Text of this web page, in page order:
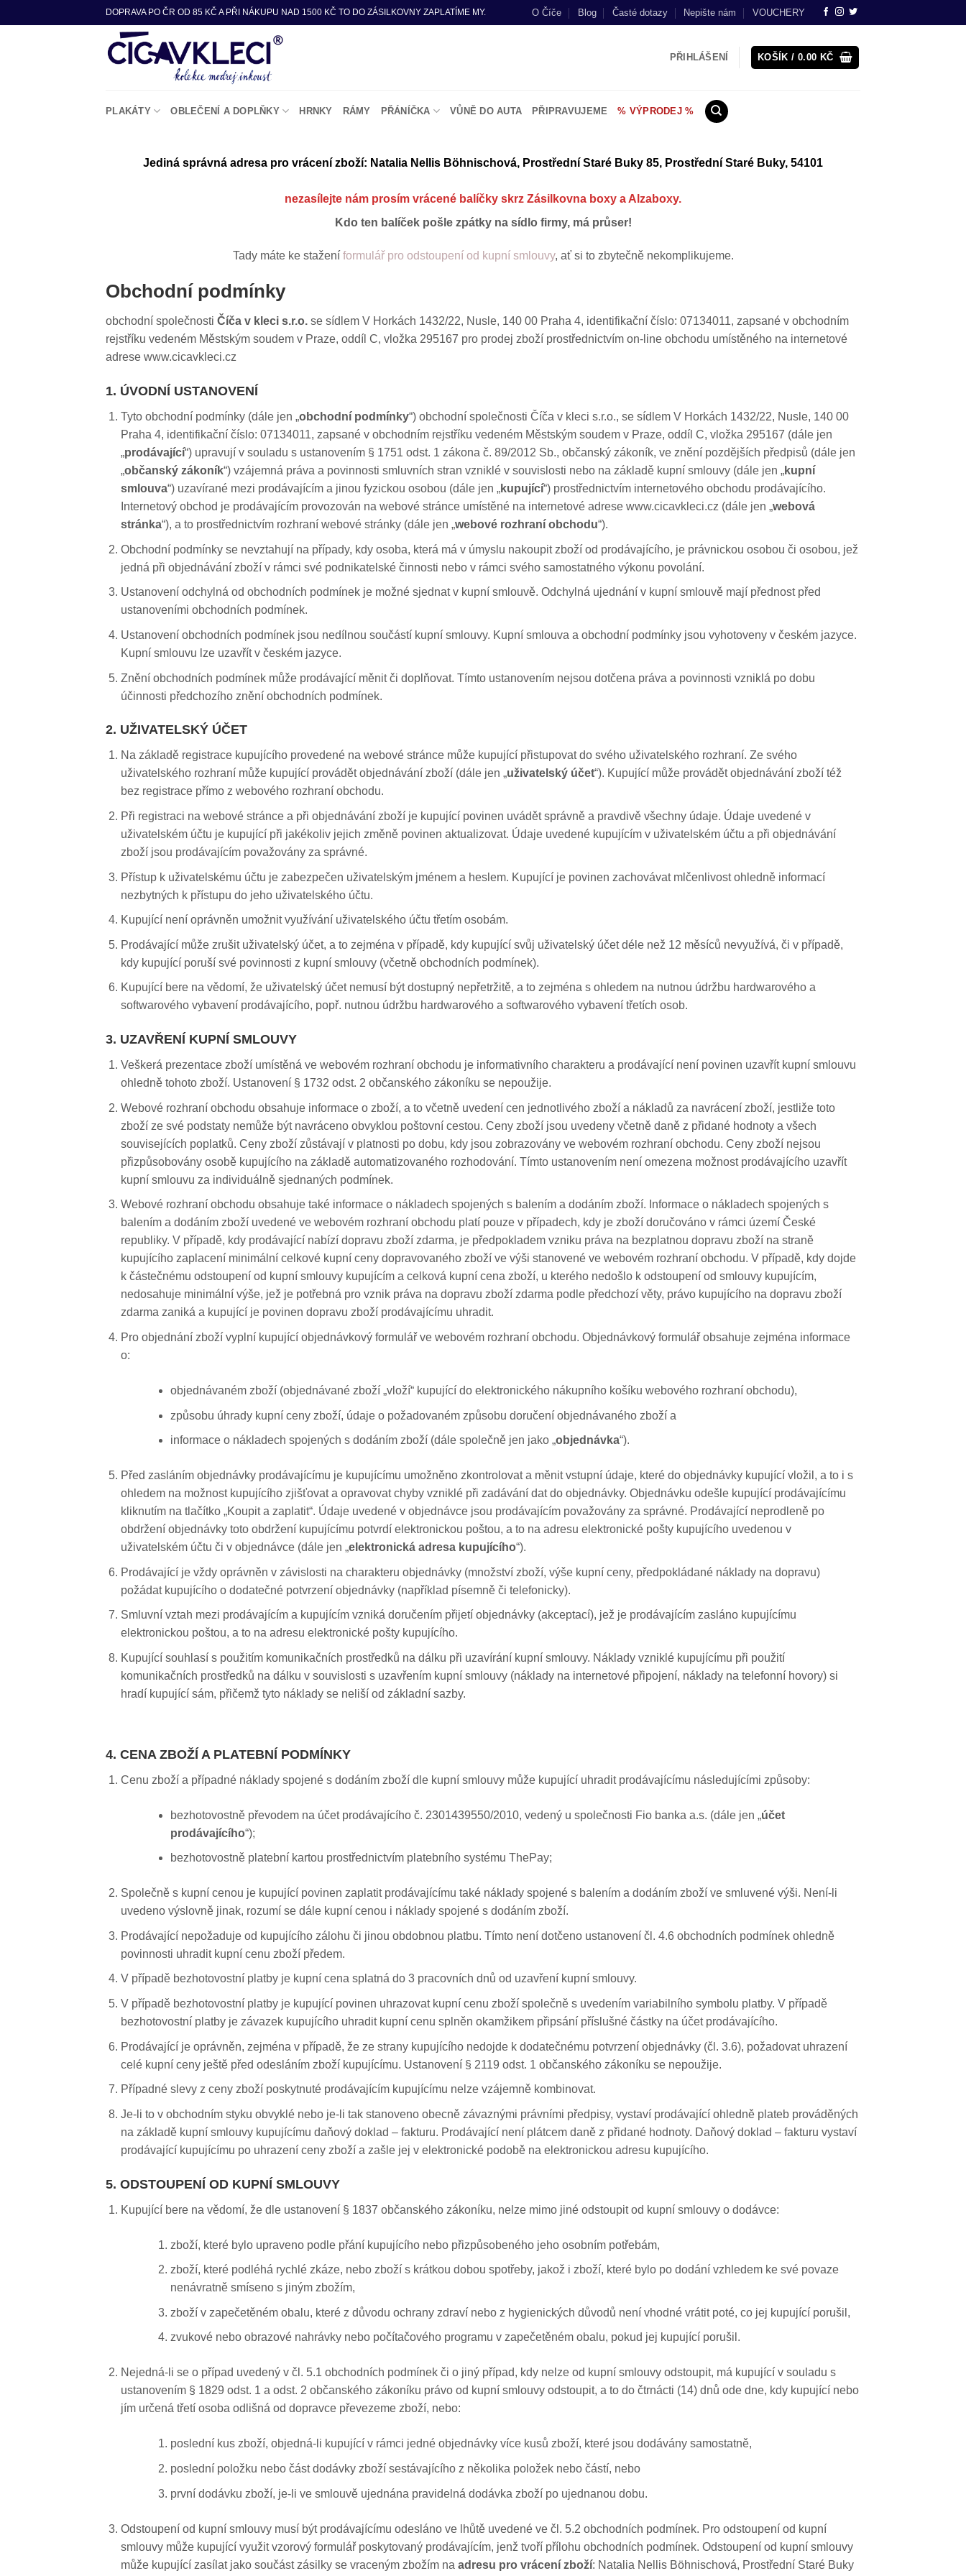
na
DOPRAVA PO ČR OD 85 KČ A PŘI NÁKUPU NAD 1500 KČ TO DO ZÁSILKOVNY ZAPLATÍME MY. O Číče Blog Časté dotazy Nepište nám VOUCHERY
PŘIHLÁŠENÍ KOŠÍK / 0.00 KČ
PLAKÁTY OBLEČENÍ A DOPLŇKY HRNKY RÁMY PŘÁNÍČKA VŮNĚ DO AUTA PŘIPRAVUJEME % VÝPRODEJ %
Jediná správná adresa pro vrácení zboží: Natalia Nellis Böhnischová, Prostřední Staré Buky 85, Prostřední Staré Buky, 54101
nezasílejte nám prosím vrácené balíčky skrz Zásilkovna boxy a Alzaboxy.
Kdo ten balíček pošle zpátky na sídlo firmy, má průser!
Tady máte ke stažení formulář pro odstoupení od kupní smlouvy, ať si to zbytečně nekomplikujeme.
Obchodní podmínky
obchodní společnosti Číča v kleci s.r.o. se sídlem V Horkách 1432/22, Nusle, 140 00 Praha 4, identifikační číslo: 07134011, zapsané v obchodním
rejstříku vedeném Městským soudem v Praze, oddíl C, vložka 295167 pro prodej zboží prostřednictvím on-line obchodu umístěného na internetové
adrese www.cicavkleci.cz
1. ÚVODNÍ USTANOVENÍ
Tyto obchodní podmínky (dále jen „obchodní podmínky“) obchodní společnosti Číča v kleci s.r.o., se sídlem V Horkách 1432/22, Nusle, 140 00
Praha 4, identifikační číslo: 07134011, zapsané v obchodním rejstříku vedeném Městským soudem v Praze, oddíl C, vložka 295167 (dále jen
„prodávající“) upravují v souladu s ustanovením § 1751 odst. 1 zákona č. 89/2012 Sb., občanský zákoník, ve znění pozdějších předpisů (dále jen
„občanský zákoník“) vzájemná práva a povinnosti smluvních stran vzniklé v souvislosti nebo na základě kupní smlouvy (dále jen „kupní
smlouva“) uzavírané mezi prodávajícím a jinou fyzickou osobou (dále jen „kupující“) prostřednictvím internetového obchodu prodávajícího.
Internetový obchod je prodávajícím provozován na webové stránce umístěné na internetové adrese www.cicavkleci.cz (dále jen „webová
stránka“), a to prostřednictvím rozhraní webové stránky (dále jen „webové rozhraní obchodu“).
Obchodní podmínky se nevztahují na případy, kdy osoba, která má v úmyslu nakoupit zboží od prodávajícího, je právnickou osobou či osobou, jež
jedná při objednávání zboží v rámci své podnikatelské činnosti nebo v rámci svého samostatného výkonu povolání.
Ustanovení odchylná od obchodních podmínek je možné sjednat v kupní smlouvě. Odchylná ujednání v kupní smlouvě mají přednost před
ustanoveními obchodních podmínek.
Ustanovení obchodních podmínek jsou nedílnou součástí kupní smlouvy. Kupní smlouva a obchodní podmínky jsou vyhotoveny v českém jazyce.
Kupní smlouvu lze uzavřít v českém jazyce.
Znění obchodních podmínek může prodávající měnit či doplňovat. Tímto ustanovením nejsou dotčena práva a povinnosti vzniklá po dobu
účinnosti předchozího znění obchodních podmínek.
2. UŽIVATELSKÝ ÚČET
Na základě registrace kupujícího provedené na webové stránce může kupující přistupovat do svého uživatelského rozhraní. Ze svého
uživatelského rozhraní může kupující provádět objednávání zboží (dále jen „uživatelský účet“). Kupující může provádět objednávání zboží též
bez registrace přímo z webového rozhraní obchodu.
Při registraci na webové stránce a při objednávání zboží je kupující povinen uvádět správně a pravdivě všechny údaje. Údaje uvedené v
uživatelském účtu je kupující při jakékoliv jejich změně povinen aktualizovat. Údaje uvedené kupujícím v uživatelském účtu a při objednávání
zboží jsou prodávajícím považovány za správné.
Přístup k uživatelskému účtu je zabezpečen uživatelským jménem a heslem. Kupující je povinen zachovávat mlčenlivost ohledně informací
nezbytných k přístupu do jeho uživatelského účtu.
Kupující není oprávněn umožnit využívání uživatelského účtu třetím osobám.
Prodávající může zrušit uživatelský účet, a to zejména v případě, kdy kupující svůj uživatelský účet déle než 12 měsíců nevyužívá, či v případě,
kdy kupující poruší své povinnosti z kupní smlouvy (včetně obchodních podmínek).
Kupující bere na vědomí, že uživatelský účet nemusí být dostupný nepřetržitě, a to zejména s ohledem na nutnou údržbu hardwarového a
softwarového vybavení prodávajícího, popř. nutnou údržbu hardwarového a softwarového vybavení třetích osob.
3. UZAVŘENÍ KUPNÍ SMLOUVY
Veškerá prezentace zboží umístěná ve webovém rozhraní obchodu je informativního charakteru a prodávající není povinen uzavřít kupní smlouvu
ohledně tohoto zboží. Ustanovení § 1732 odst. 2 občanského zákoníku se nepoužije.
Webové rozhraní obchodu obsahuje informace o zboží, a to včetně uvedení cen jednotlivého zboží a nákladů za navrácení zboží, jestliže toto
zboží ze své podstaty nemůže být navráceno obvyklou poštovní cestou. Ceny zboží jsou uvedeny včetně daně z přidané hodnoty a všech
souvisejících poplatků. Ceny zboží zůstávají v platnosti po dobu, kdy jsou zobrazovány ve webovém rozhraní obchodu. Ceny zboží nejsou
přizpůsobovány osobě kupujícího na základě automatizovaného rozhodování. Tímto ustanovením není omezena možnost prodávajícího uzavřít
kupní smlouvu za individuálně sjednaných podmínek.
Webové rozhraní obchodu obsahuje také informace o nákladech spojených s balením a dodáním zboží. Informace o nákladech spojených s
balením a dodáním zboží uvedené ve webovém rozhraní obchodu platí pouze v případech, kdy je zboží doručováno v rámci území České
republiky. V případě, kdy prodávající nabízí dopravu zboží zdarma, je předpokladem vzniku práva na bezplatnou dopravu zboží na straně
kupujícího zaplacení minimální celkové kupní ceny dopravovaného zboží ve výši stanovené ve webovém rozhraní obchodu. V případě, kdy dojde
k částečnému odstoupení od kupní smlouvy kupujícím a celková kupní cena zboží, u kterého nedošlo k odstoupení od smlouvy kupujícím,
nedosahuje minimální výše, jež je potřebná pro vznik práva na dopravu zboží zdarma podle předchozí věty, právo kupujícího na dopravu zboží
zdarma zaniká a kupující je povinen dopravu zboží prodávajícímu uhradit.
Pro objednání zboží vyplní kupující objednávkový formulář ve webovém rozhraní obchodu. Objednávkový formulář obsahuje zejména informace
o:
objednávaném zboží (objednávané zboží „vloží“ kupující do elektronického nákupního košíku webového rozhraní obchodu),
způsobu úhrady kupní ceny zboží, údaje o požadovaném způsobu doručení objednávaného zboží a
informace o nákladech spojených s dodáním zboží (dále společně jen jako „objednávka“).
Před zasláním objednávky prodávajícímu je kupujícímu umožněno zkontrolovat a měnit vstupní údaje, které do objednávky kupující vložil, a to i s
ohledem na možnost kupujícího zjišťovat a opravovat chyby vzniklé při zadávání dat do objednávky. Objednávku odešle kupující prodávajícímu
kliknutím na tlačítko „Koupit a zaplatit“. Údaje uvedené v objednávce jsou prodávajícím považovány za správné. Prodávající neprodleně po
obdržení objednávky toto obdržení kupujícímu potvrdí elektronickou poštou, a to na adresu elektronické pošty kupujícího uvedenou v
uživatelském účtu či v objednávce (dále jen „elektronická adresa kupujícího“).
Prodávající je vždy oprávněn v závislosti na charakteru objednávky (množství zboží, výše kupní ceny, předpokládané náklady na dopravu)
požádat kupujícího o dodatečné potvrzení objednávky (například písemně či telefonicky).
Smluvní vztah mezi prodávajícím a kupujícím vzniká doručením přijetí objednávky (akceptací), jež je prodávajícím zasláno kupujícímu
elektronickou poštou, a to na adresu elektronické pošty kupujícího.
Kupující souhlasí s použitím komunikačních prostředků na dálku při uzavírání kupní smlouvy. Náklady vzniklé kupujícímu při použití
komunikačních prostředků na dálku v souvislosti s uzavřením kupní smlouvy (náklady na internetové připojení, náklady na telefonní hovory) si
hradí kupující sám, přičemž tyto náklady se neliší od základní sazby.
4. CENA ZBOŽÍ A PLATEBNÍ PODMÍNKY
Cenu zboží a případné náklady spojené s dodáním zboží dle kupní smlouvy může kupující uhradit prodávajícímu následujícími způsoby:
bezhotovostně převodem na účet prodávajícího č. 2301439550/2010, vedený u společnosti Fio banka a.s. (dále jen „účet
prodávajícího“);
bezhotovostně platební kartou prostřednictvím platebního systému ThePay;
Společně s kupní cenou je kupující povinen zaplatit prodávajícímu také náklady spojené s balením a dodáním zboží ve smluvené výši. Není-li
uvedeno výslovně jinak, rozumí se dále kupní cenou i náklady spojené s dodáním zboží.
Prodávající nepožaduje od kupujícího zálohu či jinou obdobnou platbu. Tímto není dotčeno ustanovení čl. 4.6 obchodních podmínek ohledně
povinnosti uhradit kupní cenu zboží předem.
V případě bezhotovostní platby je kupní cena splatná do 3 pracovních dnů od uzavření kupní smlouvy.
V případě bezhotovostní platby je kupující povinen uhrazovat kupní cenu zboží společně s uvedením variabilního symbolu platby. V případě
bezhotovostní platby je závazek kupujícího uhradit kupní cenu splněn okamžikem připsání příslušné částky na účet prodávajícího.
Prodávající je oprávněn, zejména v případě, že ze strany kupujícího nedojde k dodatečnému potvrzení objednávky (čl. 3.6), požadovat uhrazení
celé kupní ceny ještě před odesláním zboží kupujícímu. Ustanovení § 2119 odst. 1 občanského zákoníku se nepoužije.
Případné slevy z ceny zboží poskytnuté prodávajícím kupujícímu nelze vzájemně kombinovat.
Je-li to v obchodním styku obvyklé nebo je-li tak stanoveno obecně závaznými právními předpisy, vystaví prodávající ohledně plateb prováděných
na základě kupní smlouvy kupujícímu daňový doklad – fakturu. Prodávající není plátcem daně z přidané hodnoty. Daňový doklad – fakturu vystaví
prodávající kupujícímu po uhrazení ceny zboží a zašle jej v elektronické podobě na elektronickou adresu kupujícího.
5. ODSTOUPENÍ OD KUPNÍ SMLOUVY
Kupující bere na vědomí, že dle ustanovení § 1837 občanského zákoníku, nelze mimo jiné odstoupit od kupní smlouvy o dodávce:
zboží, které bylo upraveno podle přání kupujícího nebo přizpůsobeného jeho osobním potřebám,
zboží, které podléhá rychlé zkáze, nebo zboží s krátkou dobou spotřeby, jakož i zboží, které bylo po dodání vzhledem ke své povaze
nenávratně smíseno s jiným zbožím,
zboží v zapečetěném obalu, které z důvodu ochrany zdraví nebo z hygienických důvodů není vhodné vrátit poté, co jej kupující porušil,
zvukové nebo obrazové nahrávky nebo počítačového programu v zapečetěném obalu, pokud jej kupující porušil.
Nejedná-li se o případ uvedený v čl. 5.1 obchodních podmínek či o jiný případ, kdy nelze od kupní smlouvy odstoupit, má kupující v souladu s
ustanovením § 1829 odst. 1 a odst. 2 občanského zákoníku právo od kupní smlouvy odstoupit, a to do čtrnácti (14) dnů ode dne, kdy kupující nebo
jím určená třetí osoba odlišná od dopravce převezeme zboží, nebo:
poslední kus zboží, objedná-li kupující v rámci jedné objednávky více kusů zboží, které jsou dodávány samostatně,
poslední položku nebo část dodávky zboží sestávajícího z několika položek nebo částí, nebo
první dodávku zboží, je-li ve smlouvě ujednána pravidelná dodávka zboží po ujednanou dobu.
Odstoupení od kupní smlouvy musí být prodávajícímu odesláno ve lhůtě uvedené ve čl. 5.2 obchodních podmínek. Pro odstoupení od kupní
smlouvy může kupující využit vzorový formulář poskytovaný prodávajícím, jenž tvoří přílohu obchodních podmínek. Odstoupení od kupní smlouvy
může kupující zasílat jako součást zásilky se vraceným zbožím na adresu pro vrácení zboží: Natalia Nellis Böhnischová, Prostřední Staré Buky